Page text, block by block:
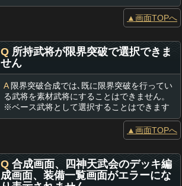
▲画面TOPへ
Q 所持武将が限界突破で選択できま
せん
A限界突破合成では､既に限界突破を行ってい
る武将を素材武将にすることはできません。
※ベース武将として選択することはできます
▲画面TOPへ
Q 合成画面、四神天武会のデッキ編
成画面、装備一覧画面がエラーにな